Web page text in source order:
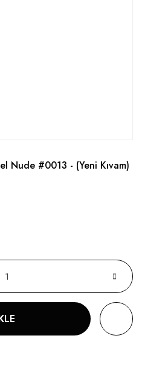
Nude #0013 - (Yeni Kıvam)